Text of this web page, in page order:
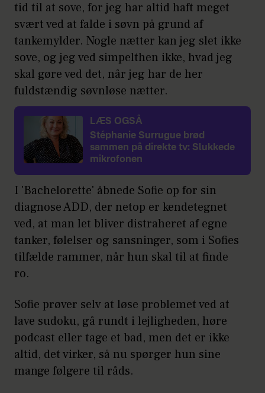
tid til at sove, for jeg har altid haft meget
svært ved at falde i søvn på grund af
tankemylder. Nogle nætter kan jeg slet ikke
sove, og jeg ved simpelthen ikke, hvad jeg
skal gøre ved det, når jeg har de her
fuldstændig søvnløse nætter.
LÆS OGSÅ
Stéphanie Surrugue brød
sammen på direkte tv: Slukkede
mikrofonen
I 'Bachelorette' åbnede Sofie op for sin
diagnose ADD, der netop er kendetegnet
ved, at man let bliver distraheret af egne
tanker, følelser og sansninger, som i Sofies
tilfælde rammer, når hun skal til at finde
ro.
Sofie prøver selv at løse problemet ved at
lave sudoku, gå rundt i lejligheden, høre
podcast eller tage et bad, men det er ikke
altid, det virker, så nu spørger hun sine
mange følgere til råds.